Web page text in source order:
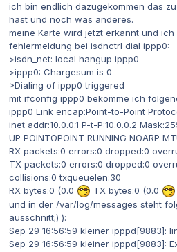
ich bin endlich dazugekommen das
hast und noch was anderes.
meine Karte wird jetzt erkannt und
fehlermeldung bei isdnctrl dial ippp0:
>isdn_net: local hangup ippp0
>ippp0: Chargesum is 0
>Dialing of ippp0 triggered
mit ifconfig ippp0 bekomme ich
ippp0 Link encap:Point-to-Point
inet addr:10.0.0.1 P-t-P:10.0.0.2
UP POINTOPOINT RUNNING NOARP
RX packets:0 errors:0 dropped:0
TX packets:0 errors:0 dropped:0
collisions:0 txqueuelen:30
RX bytes:0 (0.0
TX bytes:0 (0.0
und in der /var/log/messages steht
ausschnitt;) ):
Sep 29 16:56:59 kleiner ipppd[9883]:
Sep 29 16:56:59 kleiner ipppd[9883]: